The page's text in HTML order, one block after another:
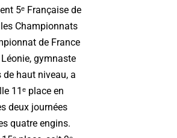
5ᵉ Française de
Championnats
de France
gymnaste
haut niveau, a
11ᵉ place en
deux journées
quatre engins.